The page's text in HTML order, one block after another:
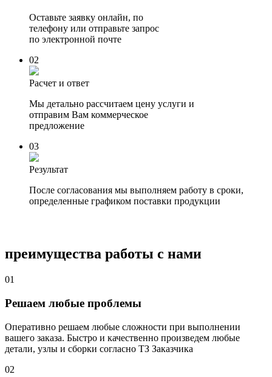
Оставьте заявку онлайн, по
телефону или отправьте запрос
по электронной почте
02
Расчет и ответ
Мы детально рассчитаем цену услуги и
отправим Вам коммерческое
предложение
03
Результат
После согласования мы выполняем работу в сроки,
определенные графиком поставки продукции
преимущества работы с нами
01
Решаем любые проблемы
Оперативно решаем любые сложности при выполнении
вашего заказа. Быстро и качественно произведем любые
детали, узлы и сборки согласно ТЗ Заказчика
02